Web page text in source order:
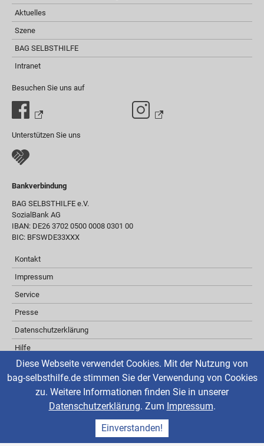
Diese Webseite verwendet Cookies. Mit der Nutzung von
bag-selbsthilfe.de stimmen Sie der Verwendung von Cookies
zu. Weitere Informationen finden Sie in unserer
Datenschutzerklärung. Zum Impressum.
Einverstanden!
Aktuelles
Szene
BAG SELBSTHILFE
Intranet
Besuchen Sie uns auf
Unterstützen Sie uns
Bankverbindung
BAG SELBSTHILFE e.V.
SozialBank AG
IBAN: DE26 3702 0500 0008 0301 00
BIC: BFSWDE33XXX
Kontakt
Impressum
Service
Presse
Datenschutzerklärung
Hilfe
Barrierefreiheit
Inhaltsverzeichnis
Über ReadSpeaker